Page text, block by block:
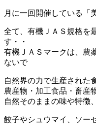
月に一回開催している「
全て、有機ＪＡＳ規格を
す・・
有機ＪＡＳマークは、農
ないで
自然界の力で生産された
農産物・加工食品・畜産
自然そのままの味や特徴
餃子やシュウマイ、ソー